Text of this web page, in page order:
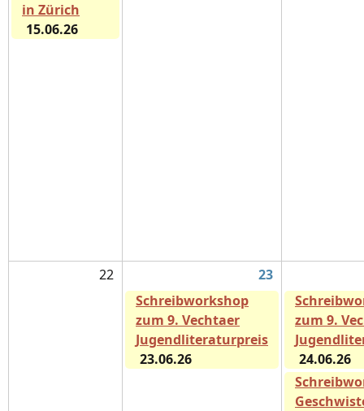
in Zürich
15.06.26
22
23
Schreibworkshop
zum 9. Vechtaer
Jugendliteraturpreis
23.06.26
zum 9.
24.06.26